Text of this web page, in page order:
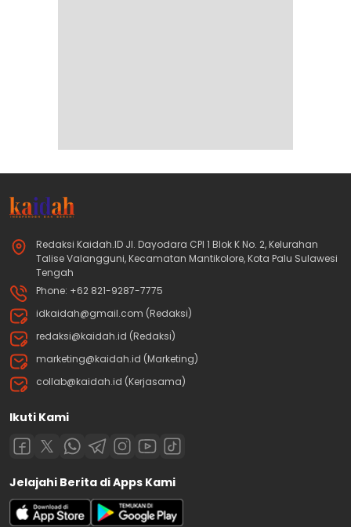
Redaksi Kaidah.ID Jl. Dayodara CPI 1 Blok K No. 2, Kelurahan
Talise Valangguni, Kecamatan Mantikolore, Kota Palu Sulawesi
Tengah
Phone: +62 821-9287-7775
idkaidah@gmail.com (Redaksi)
redaksi@kaidah.id (Redaksi)
marketing@kaidah.id (Marketing)
collab@kaidah.id (Kerjasama)
Ikuti Kami
Jelajahi Berita di Apps Kami